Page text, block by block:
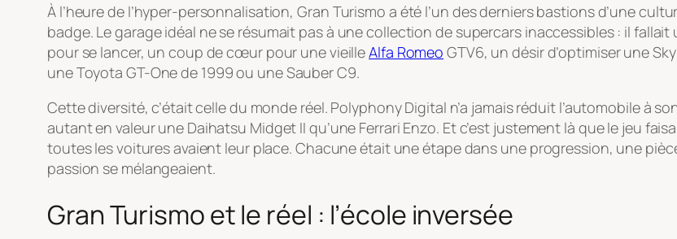
À l’heure de l’hyper-personnalisation,Gran Turismo a été l’un des derniers bastions d’une
badge. Le garage idéal ne se résumait pas à une collection de supercars inaccessibles : il
pour se lancer, un coup de cœur pour une vieilleAlfa Romeo GTV6, un désir d’optimiser une
une Toyota GT-One de 1999 ou une Sauber C9.
Cette diversité, c’était celle du monde réel. Polyphony Digital n’a jamais réduit l’automobile à
autant en valeur une Daihatsu Midget II qu’une Ferrari Enzo. Et c’est justement là que le jeu
toutes les voitures avaient leur place. Chacune était une étape dans une progression, une
passion se mélangeaient.
Gran Turismo et le réel : l’école inversée